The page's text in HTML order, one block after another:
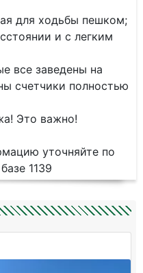
для ходьбы пешком;
и с легким
все заведены на
счетчики полностью
Это важно!
уточняйте по
1139